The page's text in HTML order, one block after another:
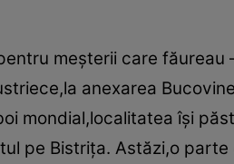
meşterii care făureau
anexarea
mondial,localitatea îşi
pe Bistriţa. Astăzi,o